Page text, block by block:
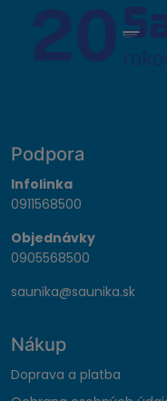
Podpora
Infolinka
0911568500
Objednávky
0905568500
saunika@saunika.sk
Nákup
Doprava a platba